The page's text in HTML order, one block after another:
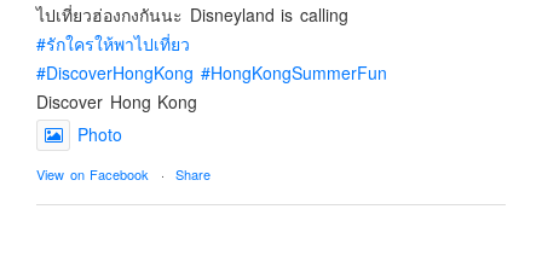
บทความครอบครัว
Beauty Review
รีวิวสายการบิน
Products & Applications
Events & PR News
ไปเที่ยวฮ่องกงกันนะ Disneyland is calling
#รักใครให้พาไปเที่ยว
#DiscoverHongKong #HongKongSummerFun
Discover Hong Kong
Photo
View on Facebook · Share